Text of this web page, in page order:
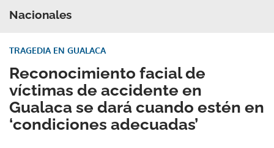
Nacionales
Reconocimiento facial de
víctimas de accidente en
Gualaca se dará cuando estén en
‘condiciones adecuadas’
TRAGEDIA EN GUALACA